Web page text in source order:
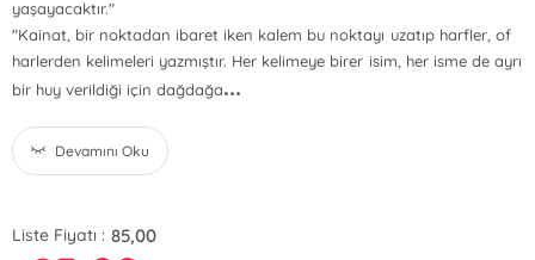
yaşayacaktır."
"Kainat, bir noktadan ibaret iken kalem bu noktayı uzatıp harfler, of
harlerden kelimeleri yazmıştır. Her kelimeye birer isim, her isme de ayrı
bir huy verildiği için dağdağa...
Devamını Oku
Liste Fiyatı : 85,00